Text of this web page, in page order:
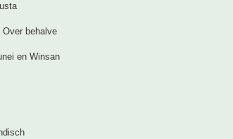
behalve
en Winsan